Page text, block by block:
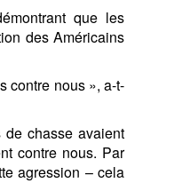
que les
des Américains
contre nous », a-t-
chasse avaient
contre nous. Par
agression – cela